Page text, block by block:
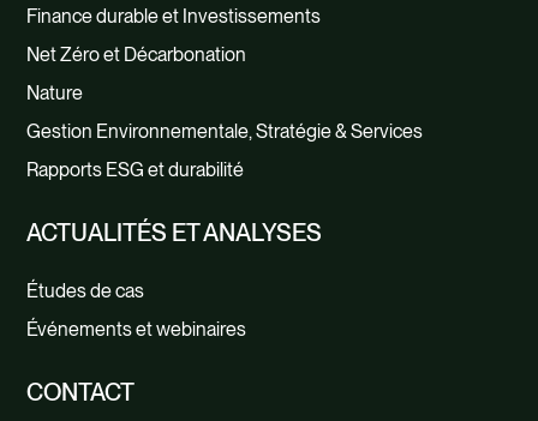
Finance durable et Investissements
Net Zéro et Décarbonation
Nature
Gestion Environnementale, Stratégie & Services
Rapports ESG et durabilité
ACTUALITÉS ET ANALYSES
Études de cas
Événements et webinaires
CONTACT